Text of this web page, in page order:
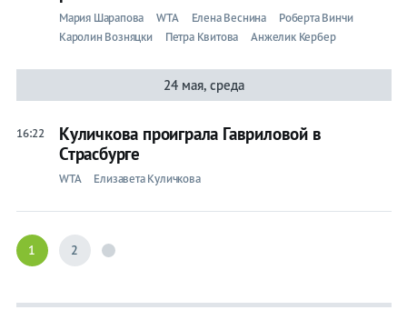
Мария Шарапова WTA Елена Веснина
Роберта Винчи
Каролин Возняцки
Петра Квитова Анжелик Кербер
24 мая, среда
16:22
Куличкова проиграла Гавриловой в
Страсбурге
WTA Елизавета Куличкова
1 2